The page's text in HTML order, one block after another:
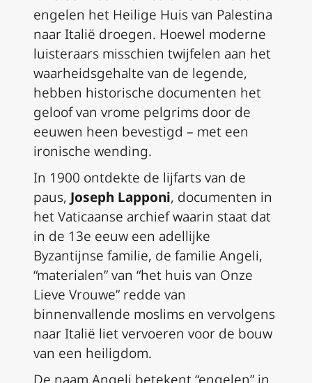
engelen het Heilige Huis van Palestina
naar Italië droegen. Hoewel moderne
luisteraars misschien twijfelen aan het
waarheidsgehalte van de legende,
hebben historische documenten het
geloof van vrome pelgrims door de
eeuwen heen bevestigd – met een
ironische wending.
In 1900 ontdekte de lijfarts van de
paus, Joseph Lapponi, documenten in
het Vaticaanse archief waarin staat dat
in de 13e eeuw een adellijke
Byzantijnse familie, de familie Angeli,
“materialen” van “het huis van Onze
Lieve Vrouwe” redde van
binnenvallende moslims en vervolgens
naar Italië liet vervoeren voor de bouw
van een heiligdom.